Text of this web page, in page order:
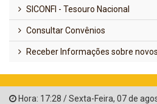
SICONFI - Tesouro Nacional
Consultar Convênios
Receber Informações sobre
Hora: 17:28 /Sexta-Feira, 07 de